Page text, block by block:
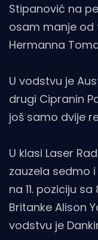
Stipanović na
osam manje od
Hermanna
U vodstvu je
drugi Cipranin
još samo dvije
U klasi Laser
zauzela sedmo
na 11. poziciju
Britanke Alison
vodstvu je